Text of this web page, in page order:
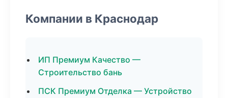
Компании в Краснодар
ИП Премиум Качество —
Строительство бань
ПСК Премиум Отделка — Устройство